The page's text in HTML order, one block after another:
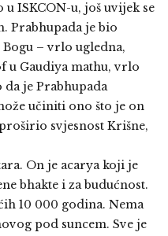
ISKCON-u, još uvijek se
Prabhupada je bio
– vrlo ugledna,
u Gaudiya mathu, vrlo
je Prabhupada
učiniti ono što je on
svjesnost Krišne,
On je acarya koji je
bhakte i za budućnost.
10 000 godina. Nema
pod suncem. Sve je